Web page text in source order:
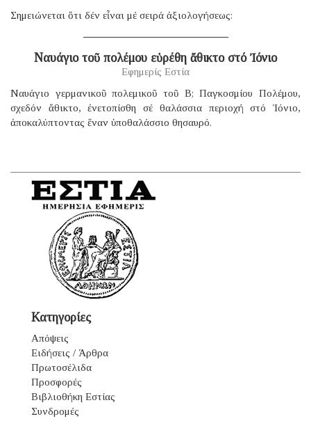
Σημειώνεται ὅτι δέν εἶναι μέ σειρά ἀξιολογήσεως:
Ναυάγιο τοῦ πολέμου εὑρέθη ἄθικτο στό Ἰόνιο
Εφημερίς Εστία
Ναυάγιο γερμανικοῦ πολεμικοῦ τοῦ B; Παγκοσμίου Πολέμου,
σχεδόν ἄθικτο, ἐνετοπίσθη σέ θαλάσσια περιοχή στό Ἰόνιο,
ἀποκαλύπτοντας ἕναν ὑποθαλάσσιο θησαυρό.
Κατηγορίες
Απόψεις
Ειδήσεις / Άρθρα
Πρωτοσέλιδα
Προσφορές
Βιβλιοθήκη Εστίας
Συνδρομές